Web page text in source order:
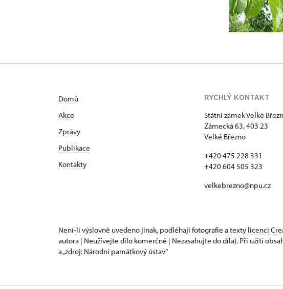
Domů
Akce
Zprávy
Publikace
Kontakty
RYCHLÝ KONTAKT
Státní zámek Velké
Zámecká 63, 403 23
Velké Březno
+420 475 228 331
+420 604 505 323
velkebrezno@npu.cz
Není-li výslovně uvedeno jinak, podléhají fotografie a texty licenci
autora | Neužívejte dílo komerčně | Nezasahujte do díla). Při užití
a „zdroj: Národní památkový ústav“